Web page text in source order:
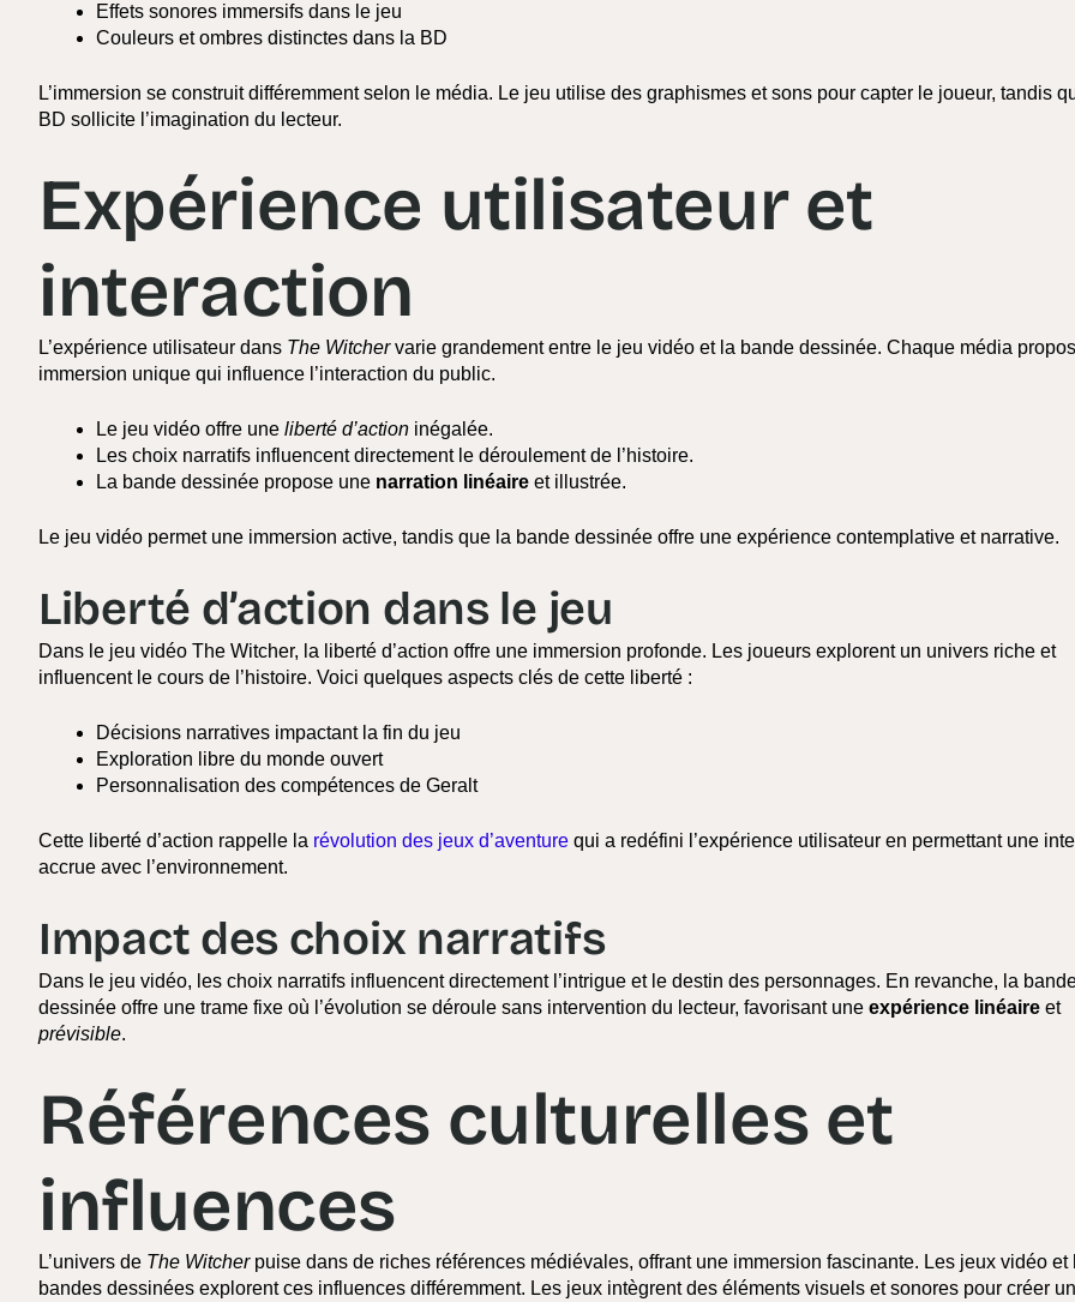
Effets sonores immersifs dans le jeu
Couleurs et ombres distinctes dans la BD
L’immersion se construit différemment selon le média. Le jeu utilise des graphismes et sons pour capter le joueur, tandis
BD sollicite l’imagination du lecteur.
Expérience utilisateur et
interaction
L’expérience utilisateur dans The Witchervarie grandement entre le jeu vidéo et la bande dessinée. Chaque média
immersion unique qui influence l’interaction du public.
Le jeu vidéo offre une liberté d’action inégalée.
Les choix narratifs influencent directement le déroulement de l’histoire.
La bande dessinée propose une narration linéaire et illustrée.
Le jeu vidéo permet une immersion active, tandis que la bande dessinée offre une expérience contemplative et narrative.
Liberté d’action dans le jeu
Dans le jeu vidéo The Witcher, la liberté d’action offre une immersion profonde. Les joueurs explorent un univers riche et
influencent le cours de l’histoire. Voici quelques aspects clés de cette liberté :
Décisions narratives impactant la fin du jeu
Exploration libre du monde ouvert
Personnalisation des compétences de Geralt
Cette liberté d’action rappelle la révolution des jeux d’aventure qui a redéfini l’expérience utilisateur en permettant une
accrue avec l’environnement.
Impact des choix narratifs
Dans le jeu vidéo, les choix narratifs influencent directement l’intrigue et le destin des personnages. En revanche, la
dessinée offre une trame fixe où l’évolution se déroule sans intervention du lecteur, favorisant une expérience linéaire et
prévisible.
Références culturelles et
influences
L’univers de The Witcherpuise dans de riches références médiévales, offrant une immersion fascinante. Les jeux vidéo et
bandes dessinées explorent ces influences différemment. Les jeux intègrent des éléments visuels et sonores pour créer